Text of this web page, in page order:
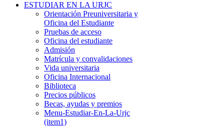
ESTUDIAR EN LA URJC
Orientación Preuniversitaria y
Oficina del Estudiante
Pruebas de acceso
Oficina del estudiante
Admisión
Matrícula y convalidaciones
Vida universitaria
Oficina Internacional
Biblioteca
Precios públicos
Becas, ayudas y premios
Menu-Estudiar-En-La-Urjc
(item1)